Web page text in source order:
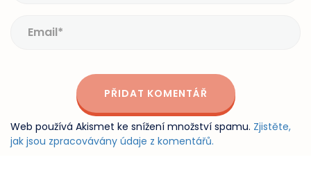
Web používá Akismet ke snížení množství spamu. Zjistěte,
jak jsou zpracovávány údaje z komentářů.